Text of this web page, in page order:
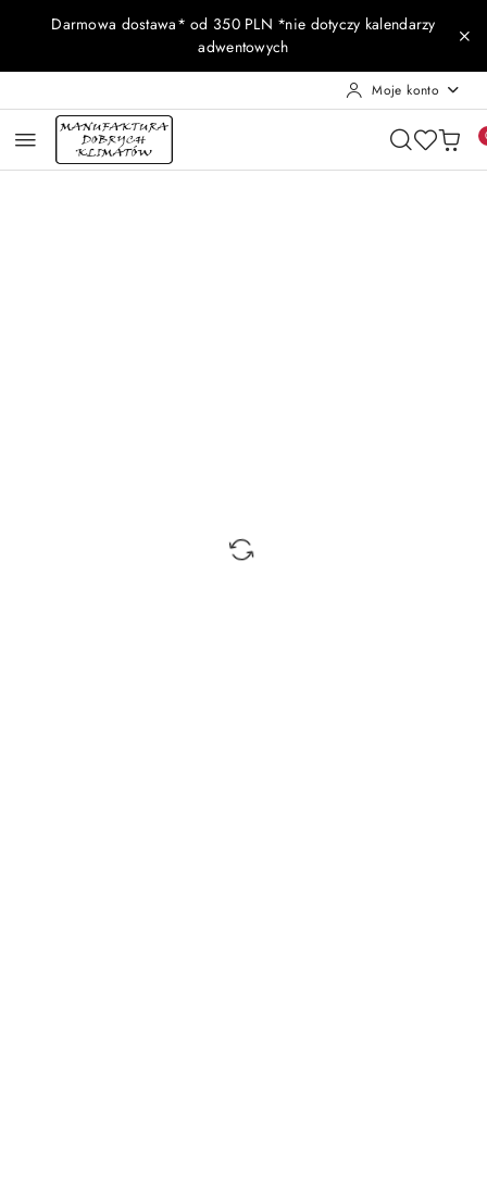
Przejdź do treści głównej
Przejdź do wyszukiwarki
Przejdź do moje konto
Przejdź do menu głównego
Przejdź do opisu produktu
Przejdź do stopki
Darmowa dostawa* od 350 PLN *nie dotyczy kalendarzy
adwentowych
Moje konto